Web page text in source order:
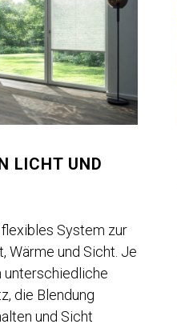
LICHT UND
System zur
Wärme und Sicht. Je
unterschiedliche
die Blendung
und Sicht